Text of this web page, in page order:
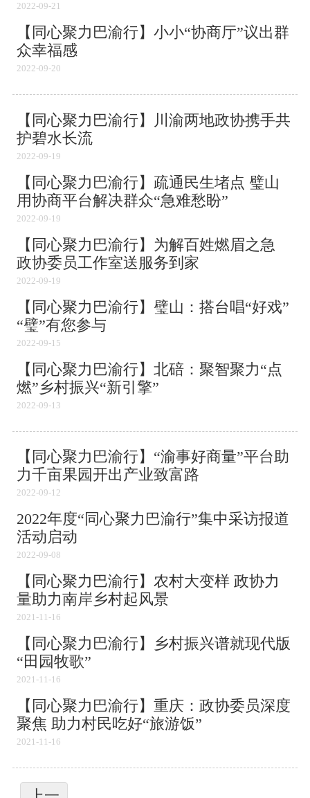
2022-09-21
【同心聚力巴渝行】小小“协商厅”议出群
众幸福感
2022-09-20
【同心聚力巴渝行】川渝两地政协携手共
护碧水长流
2022-09-19
【同心聚力巴渝行】疏通民生堵点 璧山
用协商平台解决群众“急难愁盼”
2022-09-19
【同心聚力巴渝行】为解百姓燃眉之急
政协委员工作室送服务到家
2022-09-19
【同心聚力巴渝行】璧山：搭台唱“好戏”
“璧”有您参与
2022-09-15
【同心聚力巴渝行】北碚：聚智聚力“点
燃”乡村振兴“新引擎”
2022-09-13
【同心聚力巴渝行】“渝事好商量”平台助
力千亩果园开出产业致富路
2022-09-12
2022年度“同心聚力巴渝行”集中采访报道
活动启动
2022-09-08
【同心聚力巴渝行】农村大变样 政协力
量助力南岸乡村起风景
2021-11-16
【同心聚力巴渝行】乡村振兴谱就现代版
“田园牧歌”
2021-11-16
【同心聚力巴渝行】重庆：政协委员深度
聚焦 助力村民吃好“旅游饭”
2021-11-16